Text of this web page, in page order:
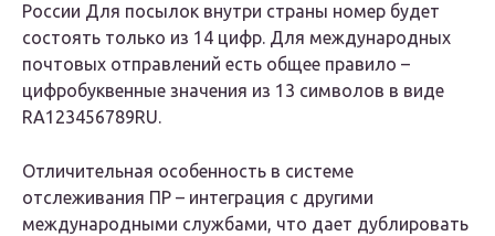
России Для посылок внутри страны номер будет
состоять только из 14 цифр. Для международных
почтовых отправлений есть общее правило –
цифробуквенные значения из 13 символов в виде
RA123456789RU.
Отличительная особенность в системе
отслеживания ПР – интеграция с другими
международными службами, что дает дублировать